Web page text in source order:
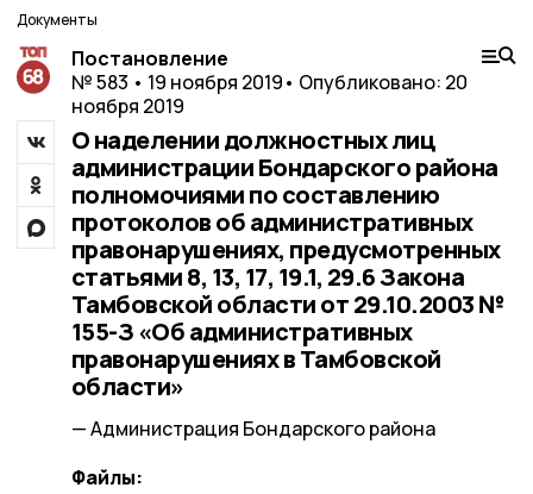
Документы
Постановление
№ 583 • 19 ноября 2019• Опубликовано: 20
ноября 2019
О наделении должностных лиц
администрации Бондарского района
полномочиями по составлению
протоколов об административных
правонарушениях, предусмотренных
статьями 8, 13, 17, 19.1, 29.6 Закона
Тамбовской области от 29.10.2003 №
155-З «Об административных
правонарушениях в Тамбовской
области»
— Администрация Бондарского района
Файлы: